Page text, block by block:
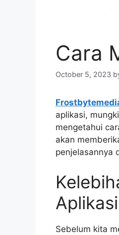
Cara
October 5, 2023
aplikasi,
mengetahui
akan
penjelasannya
Sebelum kita